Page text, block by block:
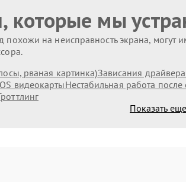
которые мы
на неисправность экрана,
рваная картинка)Зависания
видеокартыНестабильная работа
Показать еще